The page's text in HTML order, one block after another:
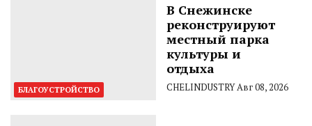
БЛАГОУСТРОЙСТВО
В Снежинске
реконструируют
местный парка
культуры и
отдыха
CHELINDUSTRYАвг 08, 2026